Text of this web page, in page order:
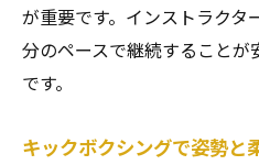
が重要です。インストラクタ
分のペースで継続すること
です。
キックボクシングで姿勢と